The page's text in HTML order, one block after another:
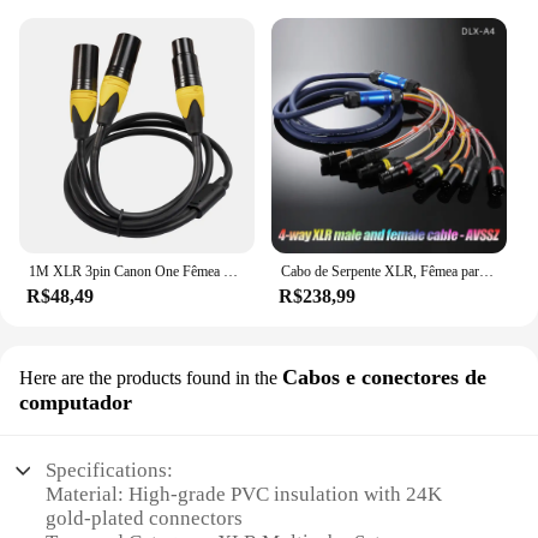
1M XLR 3pin Canon One Fêmea para Dois Machos Cabo Adaptador Y Splitter Cabo Adaptador de Áudio para Microfone
R$48,49
Cabo de Serpente XLR, Fêmea para Macho Multi-Canal, Estágio Móvel Mixer, Microfone, Linha de Sinal de Áudio, 2, 4, 8, 12, 16-Way
R$238,99
Here are the products found in the Cabos e conectores de
computador
Specifications:
Material: High-grade PVC insulation with 24K
gold-plated connectors